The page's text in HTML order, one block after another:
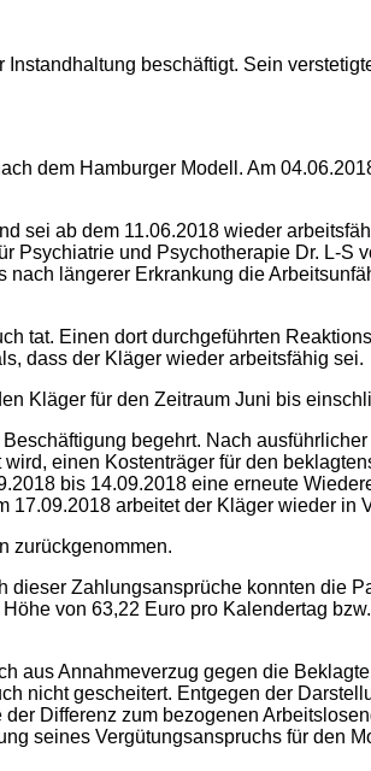
beschäftigt. Sein
dem Hamburger Modell. Am
sei ab dem 11.06.2018 wieder
Psychiatrie und Psychotherapie Dr. L-S
längerer Erkrankung die
tat. Einen dort durchgeführten
dass der Kläger wieder arbeitsfähig sei.
Kläger für den Zeitraum Juni bis
begehrt. Nach
einen Kostenträger für den
bis 14.09.2018 eine erneute
17.09.2018 arbeitet der Kläger wieder in
zurückgenommen.
Zahlungsansprüche konnten die
von 63,22 Euro pro Kalendertag
aus Annahmeverzug gegen die
nicht gescheitert. Entgegen der
Differenz zum bezogenen
seines Vergütungsanspruchs für den